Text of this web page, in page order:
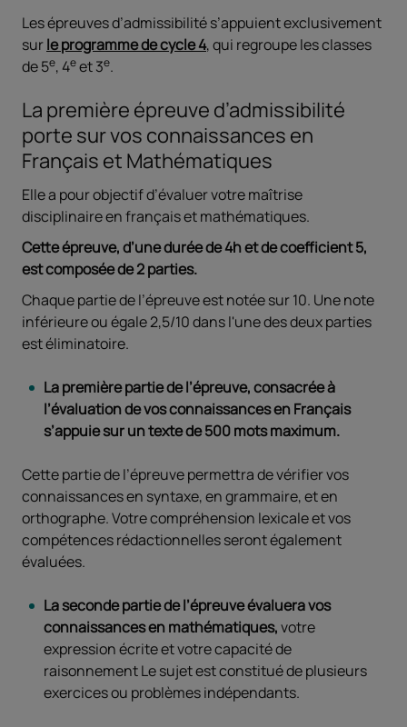
Les épreuves d’admissibilité s’appuient exclusivement
surle programme de cycle 4, qui regroupe les classes
de 5e, 4eet 3e.
La première épreuve d’admissibilité
porte sur vos connaissances en
Français et Mathématiques
Elle a pour objectif d’évaluer votre maîtrise
disciplinaire en français et mathématiques.
Cette épreuve, d’une durée de 4h et de coefficient 5,
est composée de 2 parties.
Chaque partie de l’épreuve est notée sur 10. Une note
inférieure ou égale 2,5/10 dans l'une des deux parties
est éliminatoire.
La première partie de l’épreuve, consacrée à
l’évaluation de vos connaissances en Français
s’appuie sur un texte de 500 mots maximum.
Cette partie de l’épreuve permettra de vérifier vos
connaissances en syntaxe, en grammaire, et en
orthographe. Votre compréhension lexicale et vos
compétences rédactionnelles seront également
évaluées.
La seconde partie de l’épreuve évaluera vos
connaissances en mathématiques,votre
expression écrite et votre capacité de
raisonnement Le sujet est constitué de plusieurs
exercices ou problèmes indépendants.